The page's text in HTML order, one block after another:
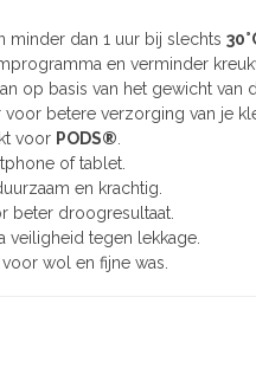
minder dan 1 uur bij slechts
en verminder
op basis van het gewicht van
betere verzorging van je
voor PODS®
of tablet.
en krachtig.
beter droogresultaat.
veiligheid tegen lekkage.
wol en fijne was.